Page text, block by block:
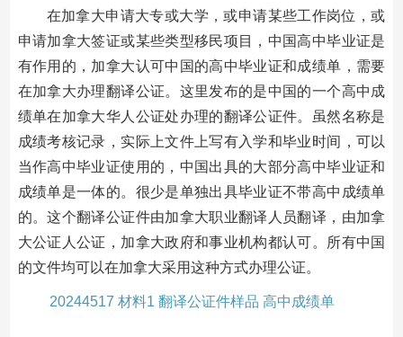
在加拿大申请大专或大学，或申请某些工作岗位，或
申请加拿大签证或某些类型移民项目，中国高中毕业证是
有作用的，加拿大认可中国的高中毕业证和成绩单，需要
在加拿大办理翻译公证。这里发布的是中国的一个高中成
绩单在加拿大华人公证处办理的翻译公证件。虽然名称是
成绩考核记录，实际上文件上写有入学和毕业时间，可以
当作高中毕业证使用的，中国出具的大部分高中毕业证和
成绩单是一体的。很少是单独出具毕业证不带高中成绩单
的。这个翻译公证件由加拿大职业翻译人员翻译，由加拿
大公证人公证，加拿大政府和事业机构都认可。所有中国
的文件均可以在加拿大采用这种方式办理公证。
20244517 材料1 翻译公证件样品 高中成绩单